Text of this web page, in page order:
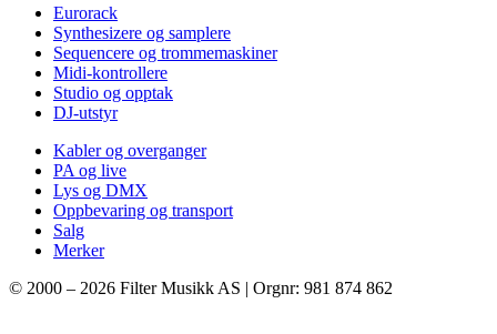
Eurorack
Synthesizere og samplere
Sequencere og trommemaskiner
Midi-kontrollere
Studio og opptak
DJ-utstyr
Kabler og overganger
PA og live
Lys og DMX
Oppbevaring og transport
Salg
Merker
© 2000 – 2026 Filter Musikk AS | Orgnr: 981 874 862